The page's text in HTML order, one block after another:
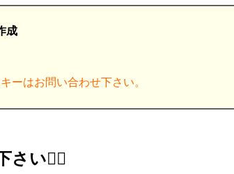
成
ーはお問い合わせ下さい。
さい💁‍♂️